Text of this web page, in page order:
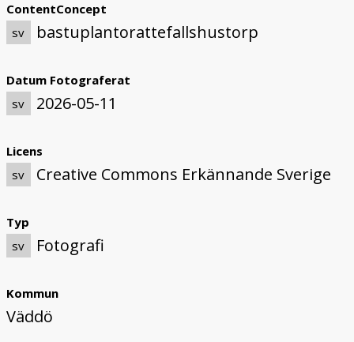
ContentConcept
sv
bastuplantorattefallshustorp
Datum Fotograferat
sv
2026-05-11
Licens
sv
Creative Commons Erkännande Sverige
Typ
sv
Fotografi
Kommun
Väddö